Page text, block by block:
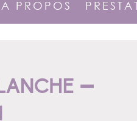
A PROPOS
–